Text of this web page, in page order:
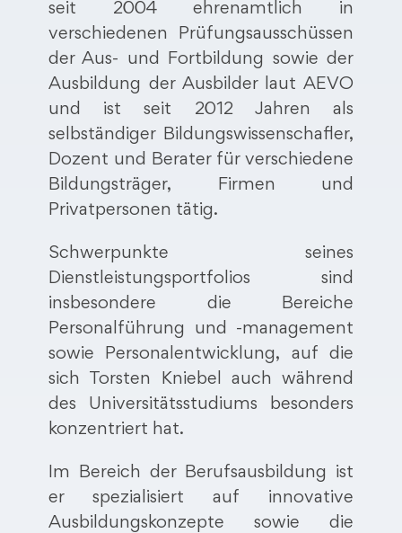
seit 2004 ehrenamtlich in
verschiedenen Prüfungsausschüssen
der Aus- und Fortbildung sowie der
Ausbildung der Ausbilder laut AEVO
und ist seit 2012 Jahren als
selbständiger Bildungswissenschafler,
Dozent und Berater für verschiedene
Bildungsträger, Firmen und
Privatpersonen tätig.
Schwerpunkte seines
Dienstleistungsportfolios sind
insbesondere die Bereiche
Personalführung und -management
sowie Personalentwicklung, auf die
sich Torsten Kniebel auch während
des Universitätsstudiums besonders
konzentriert hat.
Im Bereich der Berufsausbildung ist
er spezialisiert auf innovative
Ausbildungskonzepte sowie die